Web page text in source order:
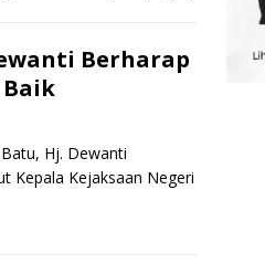
Berharap
Hj. Dewanti
Kepala Kejaksaan Negeri